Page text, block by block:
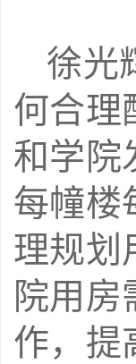
徐光
何合理
和学院
每幢楼
理规划
院用
作，提